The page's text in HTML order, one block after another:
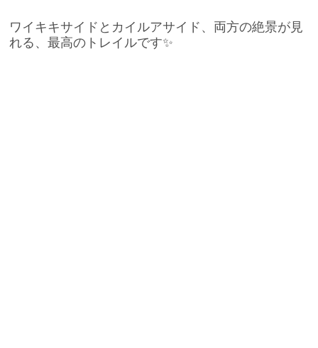
ワイキキサイドとカイルアサイド、両方の絶景が見
れる、最高のトレイルです✨